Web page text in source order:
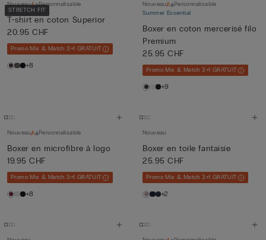
STRETCH FIT
Nouveau Personnalisable
T-shirt en coton Superior
20.95 CHF
Promo Mix & Match 3+1 GRATUIT
+8
Nouveau
Personnalisable
Summer Essential
Boxer en coton mercerisé filo
Premium
25.95 CHF
Promo Mix & Match 3+1 GRATUIT
+9
Nouveau Personnalisable
Boxer en microfibre à logo
19.95 CHF
Promo Mix & Match 3+1 GRATUIT
+8
Nouveau
Boxer en toile fantaisie
25.95 CHF
Promo Mix & Match 3+1 GRATUIT
+2